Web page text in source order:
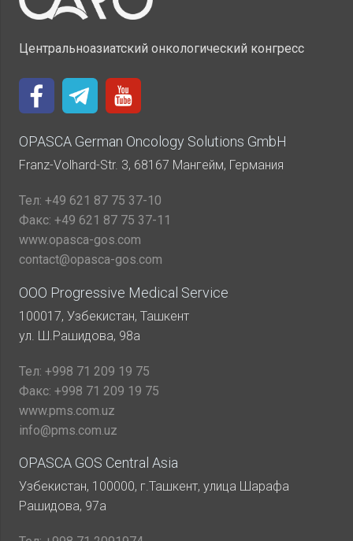
Центральноазиатский онкологический конгресс
OPASCA German Oncology Solutions GmbH
Franz-Volhard-Str. 3, 68167 Мангейм, Германия
Тел: +49 621 87 75 37-10
Факс: +49 621 87 75 37-11
www.opasca-gos.com
contact@opasca-gos.com
ООО Progressive Medical Service
100017, Узбекистан, Ташкент
ул. Ш.Рашидова, 98а
Тел: +998 71 209 19 75
Факс: +998 71 209 19 75
www.pms.com.uz
info@pms.com.uz
OPASCA GOS Central Asia
Узбекистан, 100000, г.Ташкент, улица Шарафа
Рашидова, 97а